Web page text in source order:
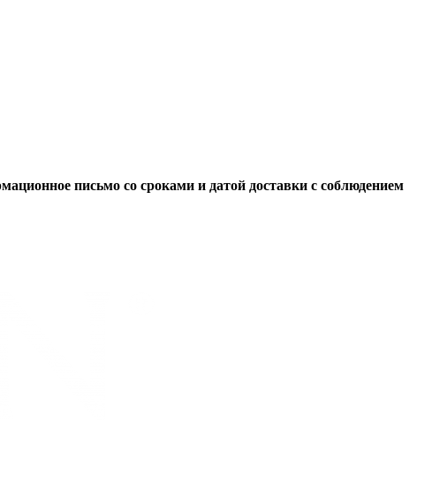
письмо со сроками и датой доставки с соблюдением